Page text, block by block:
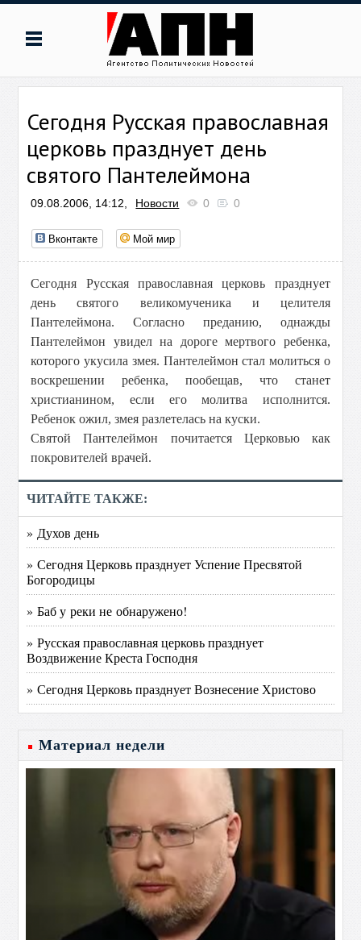
Сегодня Русская православная
церковь празднует день
святого Пантелеймона
09.08.2006, 14:12, Новости 0 0
Вконтакте Мой мир
Сегодня Русская православная церковь празднует
день святого великомученика и целителя
Пантелеймона. Согласно преданию, однажды
Пантелеймон увидел на дороге мертвого ребенка,
которого укусила змея. Пантелеймон стал молиться о
воскрешении ребенка, пообещав, что станет
христианином, если его молитва исполнится.
Ребенок ожил, змея разлетелась на куски.
Святой Пантелеймон почитается Церковью как
покровителей врачей.
ЧИТАЙТЕ ТАКЖЕ:
» Духов день
» Сегодня Церковь празднует Успение Пресвятой
Богородицы
» Баб у реки не обнаружено!
» Русская православная церковь празднует
Воздвижение Креста Господня
» Сегодня Церковь празднует Вознесение Христово
Материал недели